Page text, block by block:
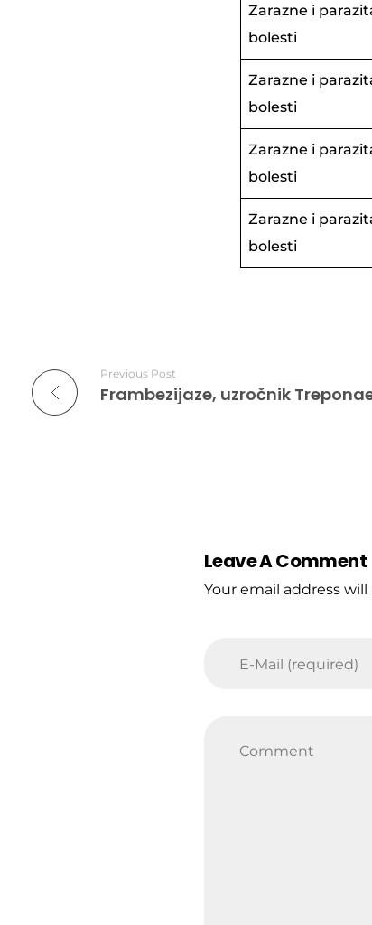
Zarazne i
bolesti
Zarazne i
bolesti
Zarazne i
bolesti
Zarazne i
bolesti
Previous Post
Leave A Comment
Your email address